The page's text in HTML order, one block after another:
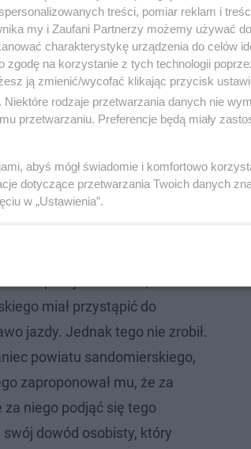
Policji w Tarnobrzegu.
oraz ustalili, jakim samochodem
miał przystąpić do
jazdy. Jednak tego nie zrobił.
powiatu sandomierskiego,
zaproponował mu, że za
niego podjąć się tego
dowód osobisty, który
treści, pomiar reklam i
my i Zaufani Partnerzy możemy używać
charakterystykę urządzenia do celów
na korzystanie z tych technologii
ją zmienić/wycofać klikając przycisk
. Niektóre rodzaje przetwarzania danych nie
przetwarzaniu. Preferencje będą miały
abyś mógł świadomie i komfortowo
dotyczące przetwarzania Twoich danych
w „Ustawienia”.